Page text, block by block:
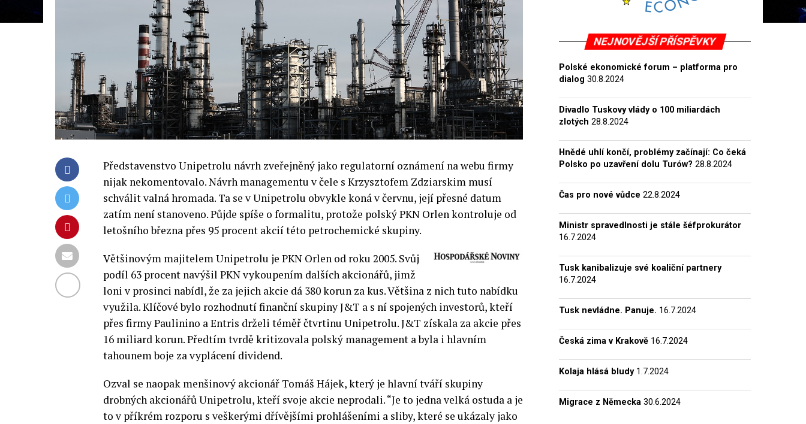
Představenstvo Unipetrolu návrh zveřejněný jako regulatorní oznámení na webu firmy
nijak nekomentovalo. Návrh managementu v čele s Krzysztofem Zdziarskim musí
schválit valná hromada. Ta se v Unipetrolu obvykle koná v červnu, její přesné datum
zatím není stanoveno. Půjde spíše o formalitu, protože polský PKN Orlen kontroluje od
letošního března přes 95 procent akcií této petrochemické skupiny.
Většinovým majitelem Unipetrolu je PKN Orlen od roku 2005. Svůj
podíl 63 procent navýšil PKN vykoupením dalších akcionářů, jimž
loni v prosinci nabídl, že za jejich akcie dá 380 korun za kus. Většina z nich tuto nabídku
využila. Klíčové bylo rozhodnutí finanční skupiny J&T a s ní spojených investorů, kteří
přes firmy Paulinino a Entris drželi téměř čtvrtinu Unipetrolu. J&T získala za akcie přes
16 miliard korun. Předtím tvrdě kritizovala polský management a byla i hlavním
tahounem boje za vyplácení dividend.
Ozval se naopak menšinový akcionář Tomáš Hájek, který je hlavní tváří skupiny
drobných akcionářů Unipetrolu, kteří svoje akcie neprodali. “Je to jedna velká ostuda a je
to v příkrém rozporu s veškerými dřívějšími prohlášeními a sliby, které se ukázaly jako
NEJNOVĚJŠÍ PŘÍSPĚVKY
Polské ekonomické forum – platforma pro
dialog 30.8.2024
Divadlo Tuskovy vlády o 100 miliardách
zlotých 28.8.2024
Hnědé uhlí končí, problémy začínají: Co čeká
Polsko po uzavření dolu Turów? 28.8.2024
Čas pro nové vůdce 22.8.2024
Ministr spravedlnosti je stále šéfprokurátor
16.7.2024
Tusk kanibalizuje své koaliční partnery
16.7.2024
Tusk nevládne. Panuje. 16.7.2024
Česká zima v Krakově 16.7.2024
Kolaja hlásá bludy 1.7.2024
Migrace z Německa 30.6.2024